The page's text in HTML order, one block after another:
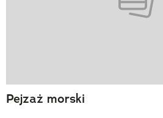
Pejzaż morski